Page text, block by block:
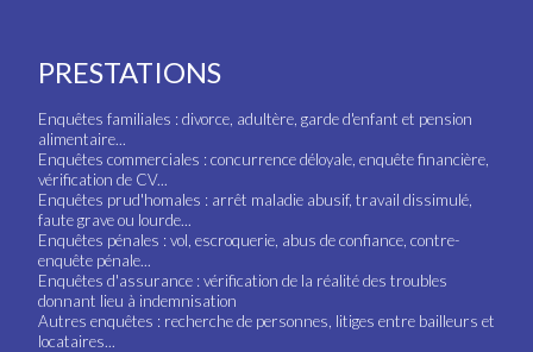
PRESTATIONS
Enquêtes familiales : divorce, adultère, garde d'enfant et pension
alimentaire...
Enquêtes commerciales : concurrence déloyale, enquête financière,
vérification de CV...
Enquêtes prud'homales : arrêt maladie abusif, travail dissimulé,
faute grave ou lourde...
Enquêtes pénales : vol, escroquerie, abus de confiance, contre-
enquête pénale...
Enquêtes d'assurance : vérification de la réalité des troubles
donnant lieu à indemnisation
Autres enquêtes : recherche de personnes, litiges entre bailleurs et
locataires...